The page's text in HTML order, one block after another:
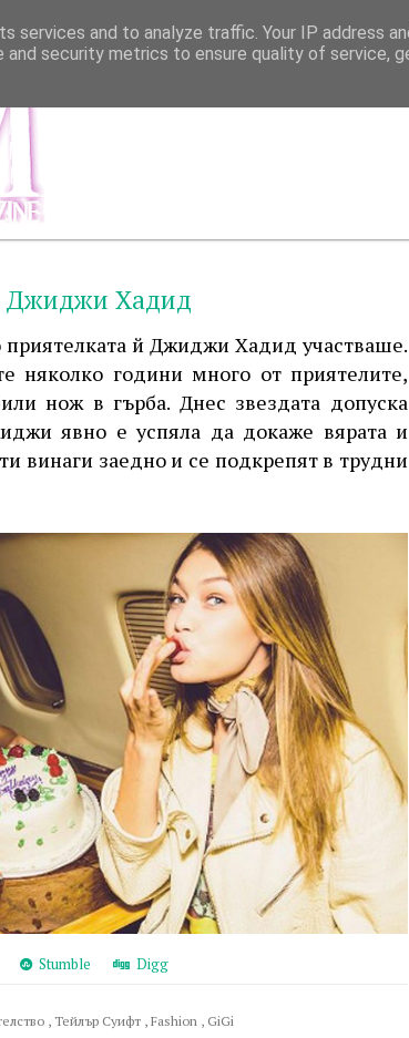
Джиджи Хадид
й Джиджи Хадид участваше.
няколко години много от приятелите,
нож в гърба. Днес звездата допуска
явно е успяла да докаже вярата и
винаги заедно и се подкрепят в трудни
Stumble Digg
, Тейлър Суифт , Fashion , GiGi
services and to analyze traffic. Your IP address
security metrics to ensure quality of service,